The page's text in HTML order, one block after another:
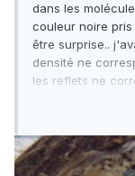
dans les
couleur noire
être surprise..
densité ne
les reflets ne